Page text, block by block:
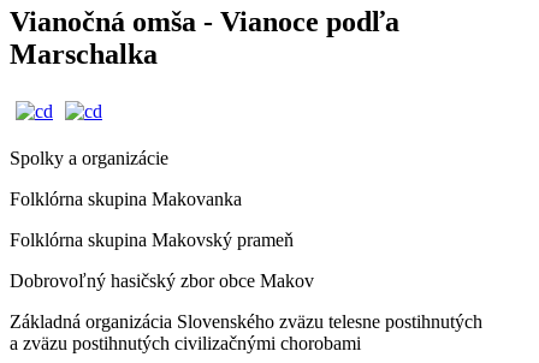
Vianočná omša - Vianoce podľa
Marschalka
Spolky a organizácie
Folklórna skupina Makovanka
Folklórna skupina Makovský prameň
Dobrovoľný hasičský zbor obce Makov
Základná organizácia Slovenského zväzu telesne postihnutých
a zväzu postihnutých civilizačnými chorobami